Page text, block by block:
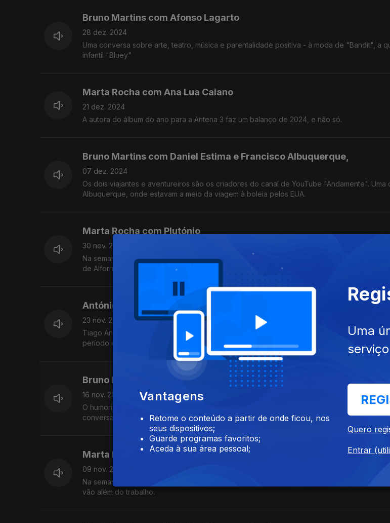
Bruno Martins com Afonso Lagarto
28 dez. 2024
Uma conversa sobre arte, teatro, música e parentalidade positiva - à moda de "Bandit", a quem o ator dá voz na série
infantil "Bluey"
Marta Rocha com Ana Lua Caiano
21 dez. 2024
A autora do álbum do ano para a Antena 3 faz um balanço de 2024, e não só.
Bruno Martins com Daniel Estima e Francisco Albuquerque,
07 dez. 2024
Os dois viajantes e aventureiros são os criadores do canal de YouTube "Andamente". Uma
Albuquerque, onde estavam a meio da viagem à boleia pelos EUA.
Marta Rocha com Plutónio
30 nov. 2024
Na semana em que esgotou uma MEO Arena, e anunciou outra, Plutónio fala-nos sobre as
de Alforria" que deu a si próprio, e o "país das maravilhas" em que vive.
António Jorge com Tiago André Lopes
23 nov. 2024
Tiago André Lopes professor universitário e especialista em relações internacionais
período em que não há pontes políticas entre os países. Até organizações como a
caminho pouco atrativo para quem gosta de multiplicidade cultural.
Bruno Martins com Fábio Porchat
16 nov. 2024
O humorista brasileiro regressou a Portugal para fazer stand up comedy e gravar novos
conversa sobre Portugal, os portugueses e as saudades que o Brasil lhe deixa deixa
Marta Rocha com Lia Pereira
09 nov. 2024
Na semana do 40º aniversário da Blitz, falamos com uma jornalista que faz parte dela há 18.
vão além do trabalho.
Vantagens
Retome o conteúdo a partir de onde ficou, nos
seus dispositivos;
Guarde programas favoritos;
Aceda à sua área pessoal;
Uma
Quero
Entrar